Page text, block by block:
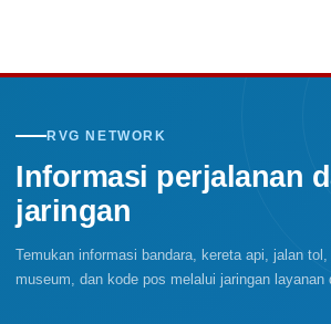
RVG NETWORK
Informasi perjalanan
jaringan
Temukan informasi bandara, kereta api, jalan tol,
museum, dan kode pos melalui jaringan layanan